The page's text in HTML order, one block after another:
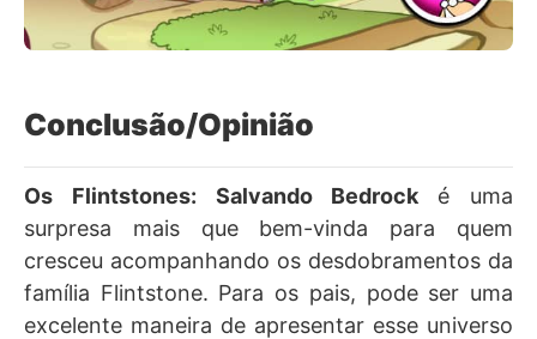
Conclusão/Opinião
Os Flintstones: Salvando Bedrock é uma
surpresa mais que bem-vinda para quem
cresceu acompanhando os desdobramentos da
família Flintstone. Para os pais, pode ser uma
excelente maneira de apresentar esse universo